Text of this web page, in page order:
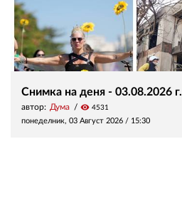
Снимка на деня - 03.08.2026 г.
автор: Дума visibility 4531
понеделник, 03 Август 2026 / 15:30